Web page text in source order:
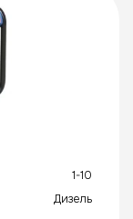
1-10
Дизель